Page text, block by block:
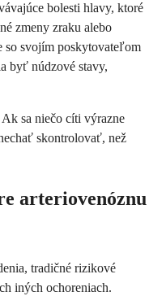
bolesti hlavy, ktoré
zmeny zraku alebo
so svojím poskytovateľom
byť núdzové stavy,
sa niečo cíti výrazne
skontrolovať, než
arteriovenóznu
tradičné rizikové
iných ochoreniach.